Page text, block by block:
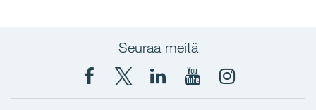
Seuraa meitä
Facebook
X
YITYITInstagram